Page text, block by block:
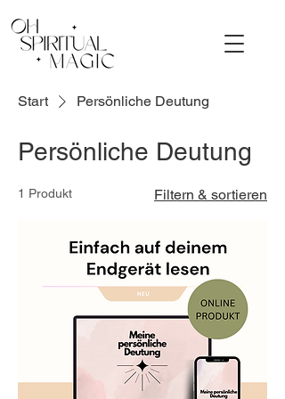
Start Persönliche Deutung
Persönliche Deutung
1 Produkt Filtern & sortieren